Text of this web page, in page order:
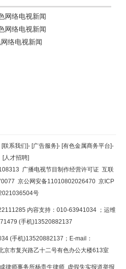
网络电视新闻
网络电视新闻
络电视新闻
返回顶部
返回首页
[联系我们]- [广告服务]- [有色金属商务平台]-
[人才招聘]
广播电视节目制作经营许可证 互联
京公网安备11010802026470 京ICP
号
内容支持：010-63941034 ；运维
(手机)13520882137
(手机)13520882137；E-mail：
京市复兴路乙十二号有色办公大楼613室
师事务所杨贵生律师 虚假失实报道举报